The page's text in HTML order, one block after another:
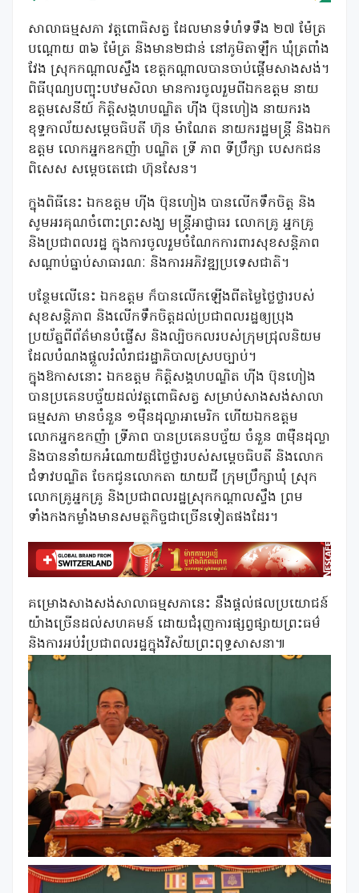
សាលាធម្មសភា វត្តពោធិសត្វ ដែលមានទំហំទទឹង ២៧ ម៉ែត្រ
បណ្តោយ ៣៦ ម៉ែត្រ និងមាន២ជាន់ នៅភូមិតាឡឹក ឃុំត្រពាំង
វែង ស្រុកកណ្តាលស្ទឹង ខេត្តកណ្តាលបានចាប់ផ្ដើមសាងសង់។
ពិធីបុណ្យបញ្ចុះបឋមសិលា មានការចូលរួមពីឯកឧត្តម នាយ
ឧត្តមសេនីយ៍ កិត្តិសង្គហបណ្ឌិត ហុីង ប៊ុនហៀង នាយករង
ខុទ្ទកាល័យសម្តេចធិបតី ហ៊ុន ម៉ាណែត នាយករដ្ឋមន្ត្រី និងឯក
ឧត្តម លោកអ្នកឧកញ៉ា បណ្ឌិត ទ្រី ភាព ទីប្រឹក្សា បេសកជន
ពិសេស សម្តេចតេជោ ហ៊ុនសែន។
ក្នុងពិធីនេះ ឯកឧត្តម ហុីង ប៊ុនហៀង បានលើកទឹកចិត្ត និង
សូមអរគុណចំពោះព្រះសង្ឃ មន្ត្រីអាជ្ញាធរ លោកគ្រូ អ្នកគ្រូ
និងប្រជាពលរដ្ឋ ក្នុងការចូលរួមចំណែកការពារសុខសន្តិភាព
សណ្តាប់ធ្នាប់សាធារណៈ និងការអភិវឌ្ឍប្រទេសជាតិ។
បន្ថែមលើនេះ ឯកឧត្តម ក៏បានលើកឡើងពីតម្លៃថ្លៃថ្លារបស់
សុខសន្តិភាព និងលើកទឹកចិត្តដល់ប្រជាពលរដ្ឋឲ្យប្រុង
ប្រយ័ត្នពីព័ត៌មានបំផ្លើស និងល្បិចកលរបស់ក្រុមជ្រុលនិយម
ដែលបំណងផ្ដួលរំលំរាជរដ្ឋាភិបាលស្របច្បាប់។
ក្នុងឱកាសនោះ ឯកឧត្តម កិត្តិសង្គហបណ្ឌិត ហ៊ីង ប៊ុនហៀង
បានប្រគេនបច្ច័យដល់វត្តពោធិសត្វ សម្រាប់សាងសង់សាលា
ធម្មសភា មានចំនួន ១ម៉ឺនដុល្លាអាមេរិក ហើយឯកឧត្តម
លោកអ្នកឧកញ៉ា ទ្រីភាព បានប្រគេនបច្ច័យ ចំនួន ៣ម៉ឺនដុល្លា
និងបាននាំយកអំណោយដ៏ថ្លៃថ្លារបស់សម្ដេចធិបតី និងលោក
ជំទាវបណ្ឌិត ចែកជូនលោកតា យាយជី ក្រុមប្រឹក្សាឃុំ ស្រុក
លោកគ្រូអ្នកគ្រូ និងប្រជាពលរដ្ឋស្រុកកណ្តាលស្ទឹង ព្រម
ទាំងកងកម្លាំងមានសមត្ថកិច្ចជាច្រើនទៀតផងដែរ។
គម្រោងសាងសង់សាលាធម្មសភានេះ នឹងផ្ដល់ផលប្រយោជន៍
យ៉ាងច្រើនដល់សហគមន៍ ដោយជំរុញការផ្សព្វផ្សាយព្រះធម៌
និងការអប់រំប្រជាពលរដ្ឋក្នុងវិស័យព្រះពុទ្ធសាសនា៕